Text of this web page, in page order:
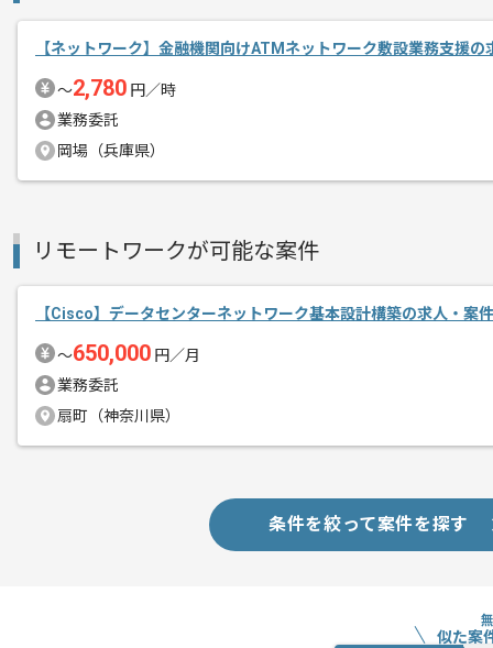
【ネットワーク】金融機関向けATMネットワーク敷設業務支援の
〜2,780 円／時
業務委託
岡場（兵庫県）
リモートワークが可能な案件
【Cisco】データセンターネットワーク基本設計構築の求人・案件
〜650,000 円／月
業務委託
扇町（神奈川県）
条件を絞って案件を探す
似た案